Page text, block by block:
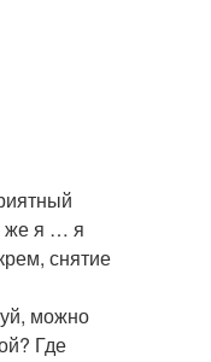
же я … я
снятие
можно
Где